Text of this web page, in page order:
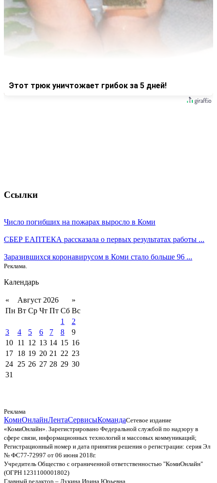
Этот трюк уничтожает грибок за 5 дней!
Ссылки
Число погибших на пожарах выросло в Коми
СБЕР ЕАПТЕКА рассказала о первых результатах работы ...
Заразившихся коронавирусом в Коми стало больше 96 ...
Реклама.
Календарь
« Август 2026
»
Пн Вт Ср Чт Пт Сб Вс
1
2
3
4 5 6 7 8
9
10 11 12 13 14 15 16
17 18 19 20 21 22 23
24 25 26 27 28 29 30
31
Реклама
КомиОнлайнЛентаСервисыКомандаСетевое издание
«КомиОнлайн». Зарегистрировано Федеральной службой по надзору в
сфере связи, информационных технологий и массовых коммуникаций;
Регистрационный номер и дата принятия решения о регистрации: серия Эл
№ ФС77-72997 от 06 июня 2018г.
Учредитель Общество с ограниченной ответственностью "КомиОнлайн"
(ОГРН 1231100001802)
Главный редактор – Лукина Ирина Юрьевна.